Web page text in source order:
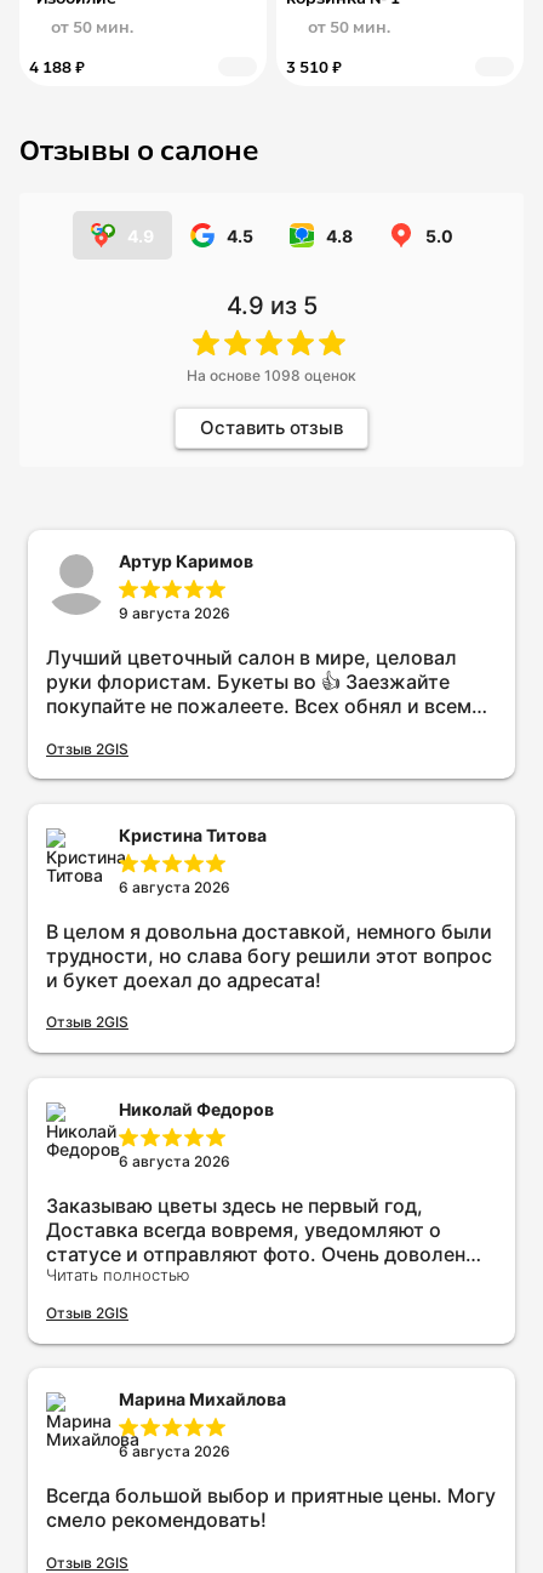
от 50 мин.
4 188 ₽
от 50 мин.
3 510 ₽
Отзывы о салоне
4.9 4.5 4.8 5.0
4.9 из 5
На основе 1098 оценок
Оставить отзыв
Артур Каримов
9 августа 2026
Лучший цветочный салон в мире, целовал
руки флористам. Букеты во 👍 Заезжайте
покупайте не пожалеете. Всех обнял и всем
Отзыв 2GIS
Кристина Титова
6 августа 2026
В целом я довольна доставкой, немного были
трудности, но слава богу решили этот вопрос
и букет доехал до адресата!
Отзыв 2GIS
Николай Федоров
6 августа 2026
Заказываю цветы здесь не первый год,
Доставка всегда вовремя, уведомляют о
статусе и отправляют фото. Очень доволен
качеством и сервисом. Рекомендую всем!
Читать полностью
Отзыв 2GIS
Марина Михайлова
6 августа 2026
Всегда большой выбор и приятные цены. Могу
смело рекомендовать!
Отзыв 2GIS